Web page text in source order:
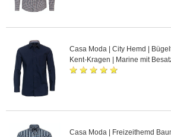
Casa Moda | City Hemd |
Kent-Kragen | Marine mit
Casa Moda | Freizeithemd